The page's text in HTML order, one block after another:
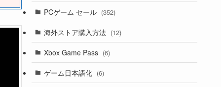
PCゲーム セール (352)
海外ストア購入方法 (12)
Xbox Game Pass (6)
ゲーム日本語化 (6)